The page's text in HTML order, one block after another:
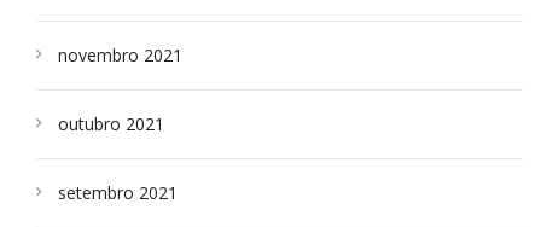
novembro 2021
outubro 2021
setembro 2021